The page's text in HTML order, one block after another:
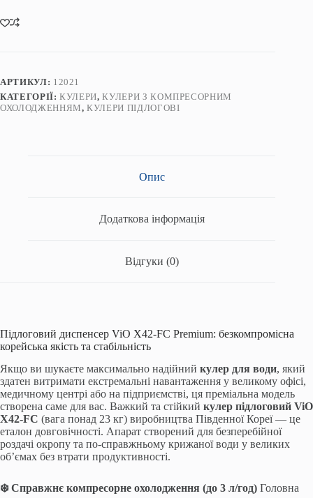
X42-
FC
АРТИКУЛ: 12021
КАТЕГОРІЇ:КУЛЕРИ,КУЛЕРИ З КОМПРЕСОРНИМ
ОХОЛОДЖЕННЯМ,КУЛЕРИ ПІДЛОГОВІ
Опис
Додаткова інформація
Відгуки (0)
Підлоговий диспенсер ViO X42-FC Premium: безкомпромісна
корейська якість та стабільність
Якщо ви шукаєте максимально надійний кулер для води, який
здатен витримати екстремальні навантаження у великому офісі,
медичному центрі або на підприємстві, ця преміальна модель
створена саме для вас. Важкий та стійкий кулер підлоговий ViO
X42-FC (вага понад 23 кг) виробництва Південної Кореї — це
еталон довговічності. Апарат створений для безперебійної
роздачі окропу та по-справжньому крижаної води у великих
об’ємах без втрати продуктивності.
❄️ Справжнє компресорне охолодження (до 3 л/год) Головна